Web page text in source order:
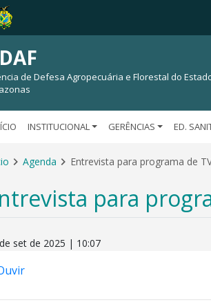
de Defesa Agropecuária e Florestal do
INSTITUCIONAL GERÊNCIAS ED.
Agenda Entrevista para programa de
para
set de 2025 | 10:07